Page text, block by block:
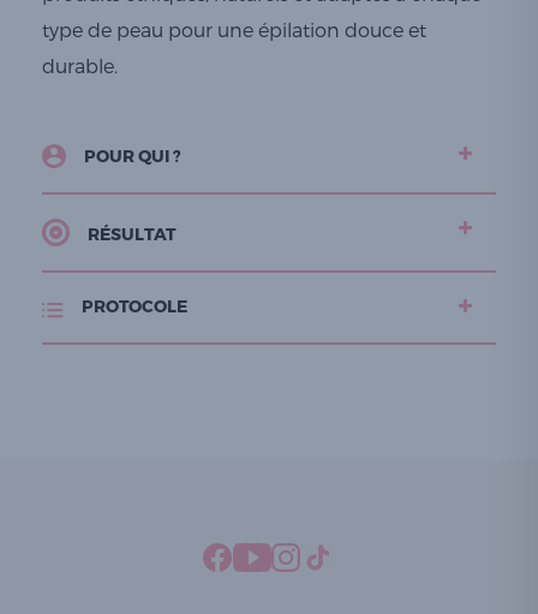
type de peau pour une épilation douce et
durable.
POUR QUI ?
RÉSULTAT
PROTOCOLE